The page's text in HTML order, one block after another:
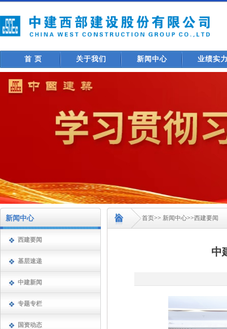
首 页 关于我们 新闻中心 业绩实
新闻中心
西建要闻
基层速递
中建新闻
专题专栏
国资动态
首页>> 新闻中心>>西建要闻
中